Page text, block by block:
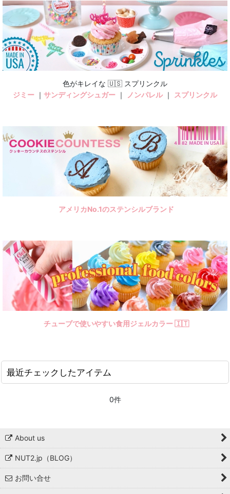
色がキレイな 🇺🇸 スプリンクル
ジミー ｜ サンディングシュガー ｜ ノンパレル｜ スプリンクル
アメリカNo.1のステンシルブランド
チューブで使いやすい食用ジェルカラー 🇮🇹
最近チェックしたアイテム
0件
About us
NUT2.jp（BLOG）
お問い合せ